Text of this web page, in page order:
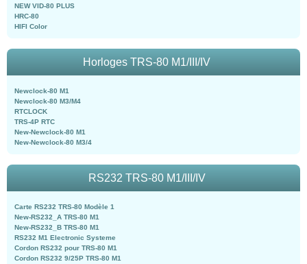
NEW VID-80 PLUS
HRC-80
HIFI Color
Horloges TRS-80 M1/III/IV
Newclock-80 M1
Newclock-80 M3/M4
RTCLOCK
TRS-4P RTC
New-Newclock-80 M1
New-Newclock-80 M3/4
RS232 TRS-80 M1/III/IV
Carte RS232 TRS-80 Modèle 1
New-RS232_A TRS-80 M1
New-RS232_B TRS-80 M1
RS232 M1 Electronic Systeme
Cordon RS232 pour TRS-80 M1
Cordon RS232 9/25P TRS-80 M1